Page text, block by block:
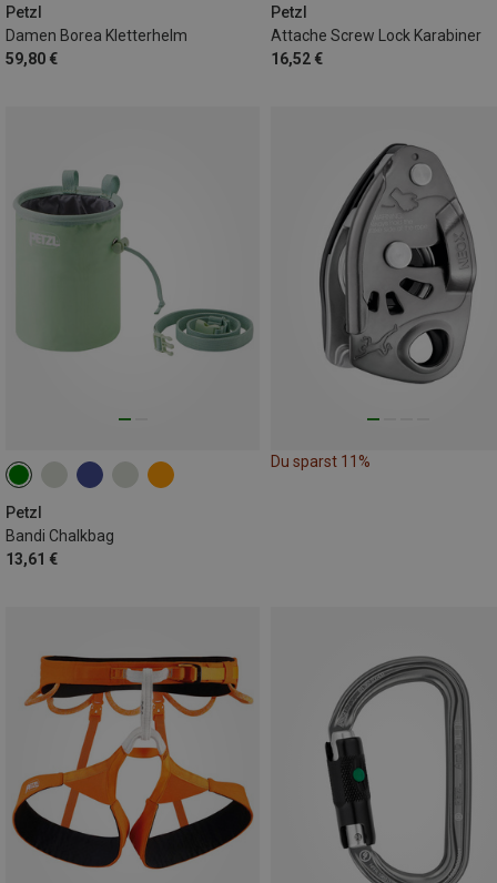
Petzl
Damen Borea Kletterhelm
59,80 €
Petzl
Attache Screw Lock Karabiner
16,52 €
Petzl
Bandi Chalkbag
13,61 €
Du sparst 11%